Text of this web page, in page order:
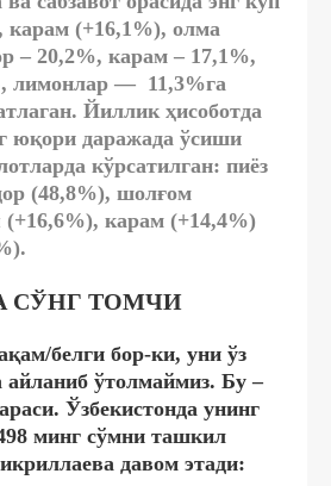
карам (+16,1%), олма
– 20,2%, карам – 17,1%,
лимонлар — 11,3%га
Йиллик ҳисоботда
юқори даражада ўсиши
кўрсатилган: пиёз
(48,8%), шолғом
(+16,6%), карам (+14,4%)
СЎНГ ТОМЧИ
белги бор-ки, уни ўз
айланиб ўтолмаймиз. Бу –
Ўзбекистонда унинг
минг сўмни ташкил
давом этади: